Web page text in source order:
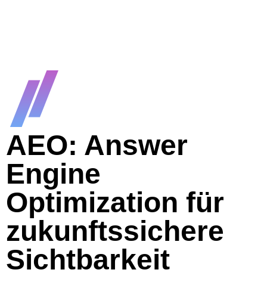
AEO: Answer
Engine
Optimization für
zukunftssichere
Sichtbarkeit